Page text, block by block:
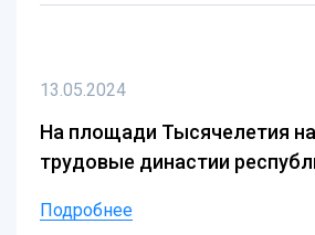
13.05.2024
На площади Тысячелетия
трудовые династии
Подробнее